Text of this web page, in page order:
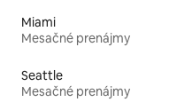
Miami
Mesačné prenájmy
Seattle
Mesačné prenájmy